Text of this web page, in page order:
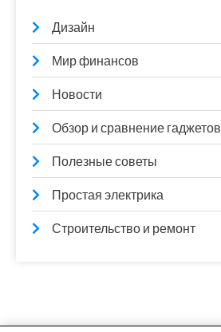
Дизайн
Мир финансов
Новости
Обзор и сравнение гаджетов
Полезные советы
Простая электрика
Строительство и ремонт